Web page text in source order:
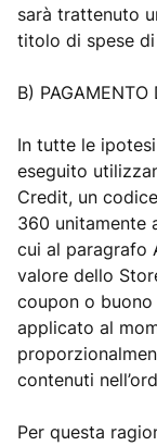
sarà trattenuto
titolo di spese
B) PAGAMENTO
In tutte le
eseguito
Credit, un
360 unitamente
cui al paragrafo
valore dello
coupon o
applicato al
contenuti
Per questa